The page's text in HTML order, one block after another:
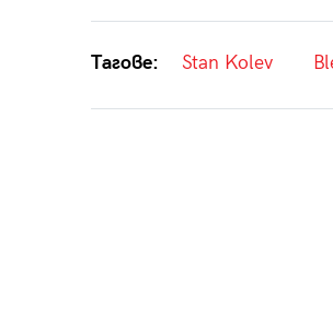
Тагове: Stan Kolev